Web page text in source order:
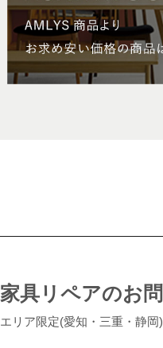
家具リペアのお
エリア限定(愛知・三重・静岡